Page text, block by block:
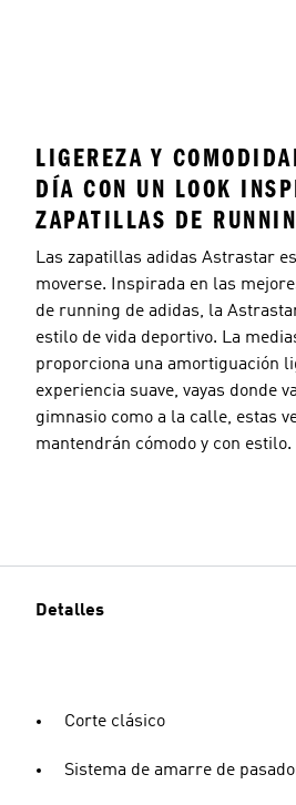
LIGEREZA Y
DÍA CON UN LOOK
ZAPATILLAS DE
Las zapatillas adidas Astrastar
moverse. Inspirada en las
de running de adidas, la
estilo de vida deportivo. La
proporciona una amortiguación
experiencia suave, vayas donde
gimnasio como a la calle, estas
mantendrán cómodo y con estilo.
Detalles
Corte clásico
Sistema de amarre de